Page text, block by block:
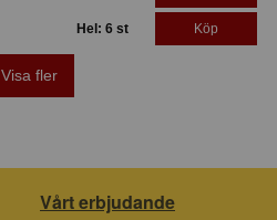
Hel: 6 st Köp
Visa fler
Vårt erbjudande